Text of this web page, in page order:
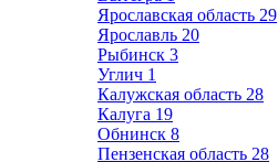
Ярославская область 29
Ярославль 20
Рыбинск 3
Углич 1
Калужская область 28
Калуга 19
Обнинск 8
Пензенская область 28